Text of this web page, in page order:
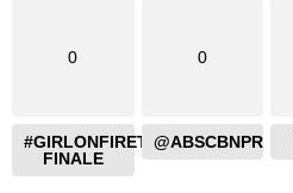
0
#GIRLONFIRETHEBLAZING
FINALE
0
@ABSCBNPR